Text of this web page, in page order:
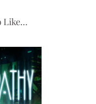
Like...